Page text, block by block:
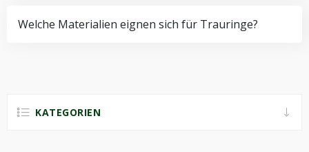
Welche Materialien eignen sich für Trauringe?
KATEGORIEN